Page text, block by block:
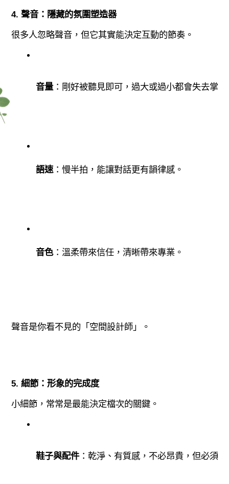
4. 聲音：隱藏的氛圍塑造器
很多人忽略聲音，但它其實能決定互動的節奏。
音量：剛好被聽見即可，過大或過小都會失去掌控
語速 ：慢半拍，能讓對話更有韻律感。
音色：溫柔帶來信任，清晰帶來專業。
聲音是你看不見的「空間設計師」。
5. 細節：形象的完成度
小細節，常常是最能決定檔次的關鍵。
鞋子與配件：乾淨、有質感，不必昂貴，但必須